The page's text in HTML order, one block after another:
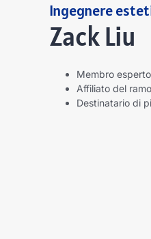
Ingegnere
Zack Liu
Membro
Affiliato del
Destinatario di